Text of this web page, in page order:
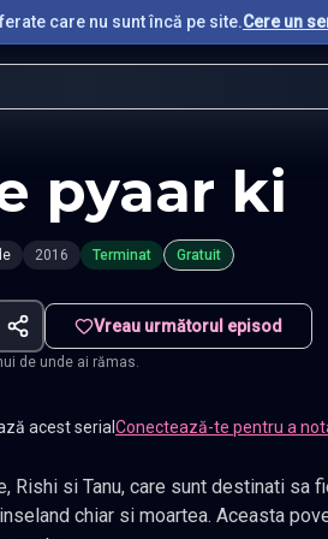
care nu sunt încă pe site.Cere un
pyaar ki
2016 Terminat Gratuit
Vreau următorul episod
de unde ai rămas.
acest serial Conectează-te pentru a
si Tanu, care sunt destinati sa
chiar si moartea. Aceasta